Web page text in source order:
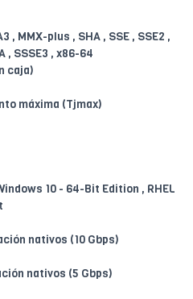
, MMX-plus , SHA , SSE , SSE2 ,
, SSSE3 , x86-64
caja)
máxima (Tjmax)
10 - 64-Bit Edition , RHEL
nativos (10 Gbps)
nativos (5 Gbps)